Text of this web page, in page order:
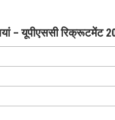
– यूपीएससी रिक्रूटमेंट